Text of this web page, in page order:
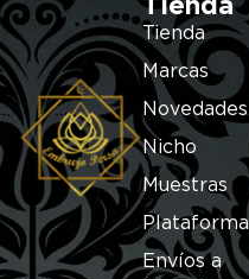
Tienda
Tienda
Marcas
Novedades
Nicho
Muestras
Envíos a